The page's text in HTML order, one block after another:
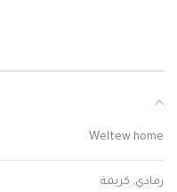
Weltew home
رمادي, كريمة